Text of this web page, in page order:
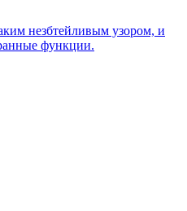
незбтейливым узором, и
функции.